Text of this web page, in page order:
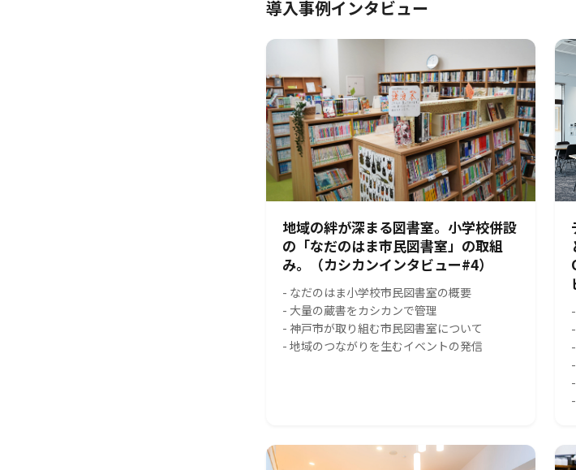
導入事例インタビュー
地域の絆が深まる図書室。小学校併設
の「なだのはま市民図書室」の取組
み。（カシカンインタビュー#4）
- なだのはま小学校市民図書室の概要
- 大量の蔵書をカシカンで管理
- 神戸市が取り組む市民図書室について
- 地域のつながりを生むイベントの発信